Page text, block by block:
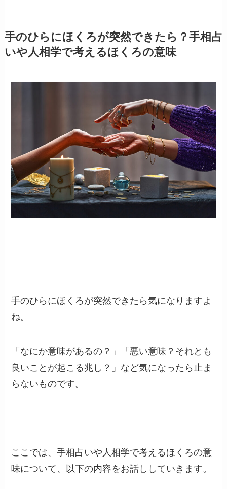
手のひらにほくろが突然できたら？手相占
いや人相学で考えるほくろの意味
手のひらにほくろが突然できたら気になりますよ
ね。
「なにか意味があるの？」「悪い意味？それとも
良いことが起こる兆し？」など気になったら止ま
らないものです。
ここでは、手相占いや人相学で考えるほくろの意
味について、以下の内容をお話ししていきます。